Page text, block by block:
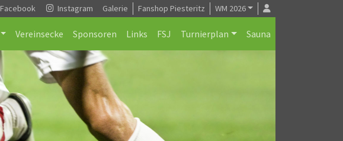
Facebook Instagram Galerie Fanshop Piesteritz WM 2026
Vereinsecke Sponsoren Links FSJ Turnierplan Sauna